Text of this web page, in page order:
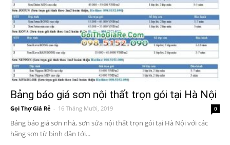
Bảng báo giá sơn nội thất trọn gói tại Hà Nội
Gọi Thợ Giá Rẻ - 16 Tháng Mười, 2019 0
Bảng báo giá sơn nhà, sơn sửa nội thất trọn gói tại Hà Nội với các
hãng sơn từ bình dân tới...